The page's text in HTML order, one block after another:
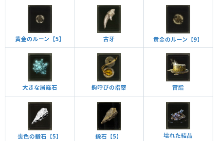
黄金のルーン【5】 古牙 黄金のルーン【9】
大きな屑輝石 鉤呼びの指薬 雷脂
喪色の鍛石【5】 鍛石【5】 壊れた結晶